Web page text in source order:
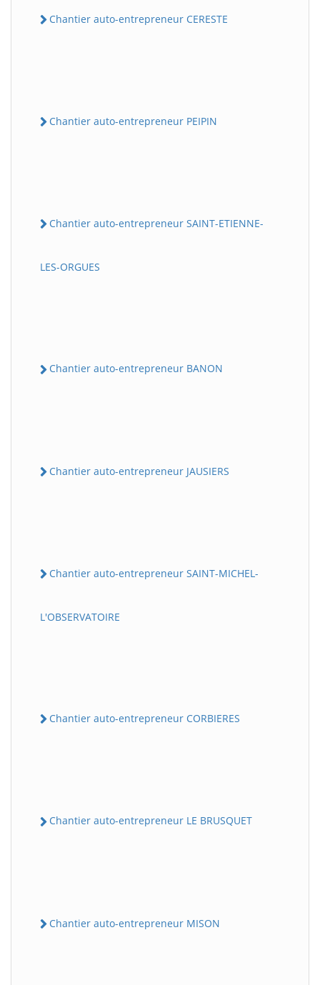
Chantier auto-entrepreneur CERESTE
Chantier auto-entrepreneur PEIPIN
Chantier auto-entrepreneur SAINT-ETIENNE-
LES-ORGUES
Chantier auto-entrepreneur BANON
Chantier auto-entrepreneur JAUSIERS
Chantier auto-entrepreneur SAINT-MICHEL-
L'OBSERVATOIRE
Chantier auto-entrepreneur CORBIERES
Chantier auto-entrepreneur LE BRUSQUET
Chantier auto-entrepreneur MISON